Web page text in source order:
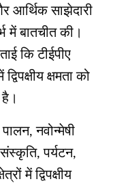
आर्थिक साझेदारी
में बातचीत की।
कि टीईपीए
क्षमता को
नवोन्मेषी
संस्कृति, पर्यटन,
में द्विपक्षीय